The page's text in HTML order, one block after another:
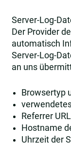
Server-Log-
Der Provider
automatisch
Server-Log-
an uns
Browsertyp
Referrer URL
Hostname
Uhrzeit der